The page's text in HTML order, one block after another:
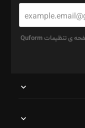
برای استفاده از ریکپچا بایستی کلید API را در صفحه ی تنظیمات Quform